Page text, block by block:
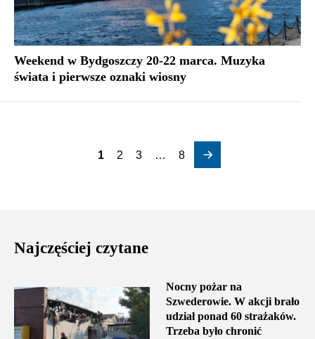
Weekend w Bydgoszczy 20-22 marca. Muzyka
świata i pierwsze oznaki wiosny
1 2 3 … 8
Najczęściej czytane
Nocny pożar na
Szwederowie. W akcji brało
udział ponad 60 strażaków.
Trzeba było chronić